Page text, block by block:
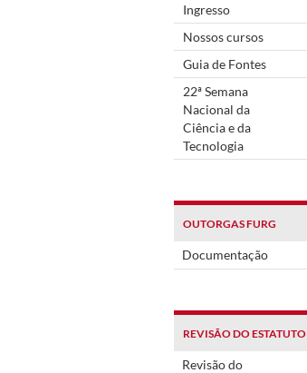
Ingresso
Nossos cursos
Guia de Fontes
22ª Semana
Nacional da
Ciência e da
Tecnologia
OUTORGAS FURG
Documentação
REVISÃO DO ESTATUTO
Revisão do